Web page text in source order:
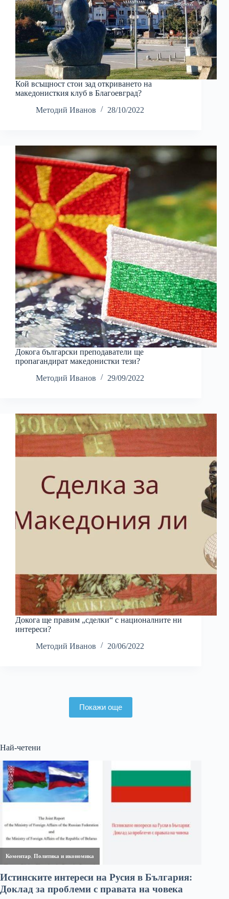
Кой всъщност стои зад откриването на
македонисткия клуб в Благоевград?
Методий Иванов
28/10/2022
Докога български преподаватели ще
пропагандират македонистки тези?
Методий Иванов
29/09/2022
Докога ще правим „сделки“ с националните ни
интереси?
Методий Иванов
20/06/2022
Покажи още
Най-четени